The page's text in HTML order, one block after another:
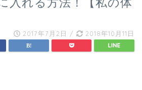
2017年7月2日 / 2018年10月11日